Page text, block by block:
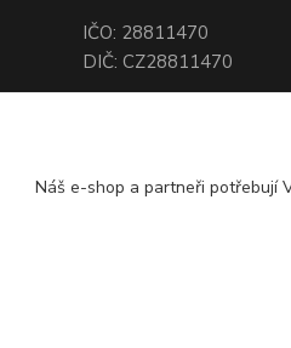
IČO: 28811470
DIČ: CZ28811470
Účet EUR: 123-
Náš e-shop a partneři potřebují